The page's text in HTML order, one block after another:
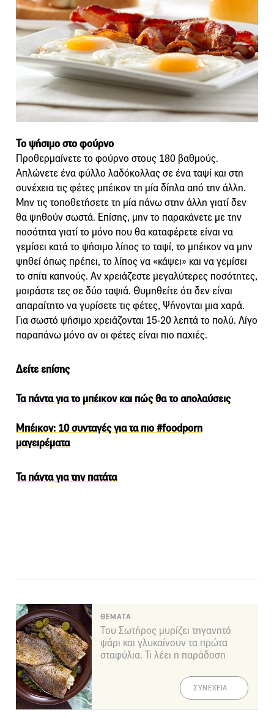
Το ψήσιμο στο φούρνο
Προθερμαίνετε το φούρνο στους 180 βαθμούς.
Απλώνετε ένα φύλλο λαδόκολλας σε ένα ταψί και στη
συνέχεια τις φέτες μπέικον τη μία δίπλα από την άλλη.
Μην τις τοποθετήσετε τη μία πάνω στην άλλη γιατί δεν
θα ψηθούν σωστά. Επίσης, μην το παρακάνετε με την
ποσότητα γιατί το μόνο που θα καταφέρετε είναι να
γεμίσει κατά το ψήσιμο λίπος το ταψί, το μπέικον να μην
ψηθεί όπως πρέπει, το λίπος να «κάψει» και να γεμίσει
το σπίτι καπνούς. Αν χρειάζεστε μεγαλύτερες ποσότητες,
μοιράστε τες σε δύο ταψιά. Θυμηθείτε ότι δεν είναι
απαραίτητο να γυρίσετε τις φέτες, Ψήνονται μια χαρά.
Για σωστό ψήσιμο χρειάζονται 15-20 λεπτά το πολύ. Λίγο
παραπάνω μόνο αν οι φέτες είναι πιο παχιές.
Δείτε επίσης
Τα πάντα για το μπέικον και πώς θα το απολαύσεις
Μπέικον: 10 συνταγές για τα πιο #foodporn
μαγειρέματα
Τα πάντα για την πατάτα
ΘΕΜΑΤΑ
Του Σωτήρος μυρίζει τηγανητό
ψάρι και γλυκαίνουν τα πρώτα
σταφύλια. Τι λέει η παράδοση
ΣΥΝΕΧΕΙΑ